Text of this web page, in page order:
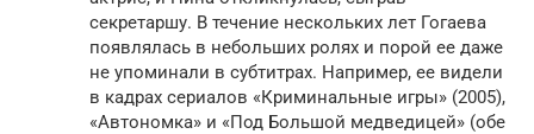
секретаршу. В течение нескольких лет Гогаева
появлялась в небольших ролях и порой ее даже
не упоминали в субтитрах. Например, ее видели
в кадрах сериалов «Криминальные игры» (2005),
«Автономка» и «Под Большой медведицей» (обе